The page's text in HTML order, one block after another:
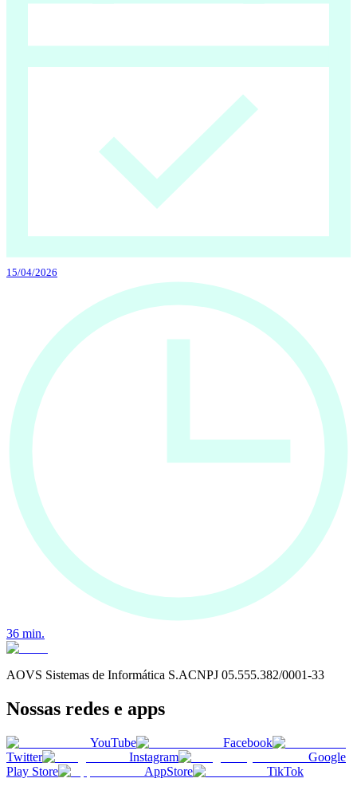
15/04/2026
36 min.
AOVS Sistemas de Informática S.ACNPJ 05.555.382/0001-33
Nossas redes e apps
YouTube
Facebook
Twitter
Instagram
Google
Play Store
AppStore TikTok